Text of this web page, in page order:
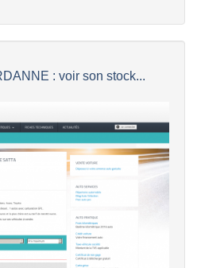
: voir son stock...